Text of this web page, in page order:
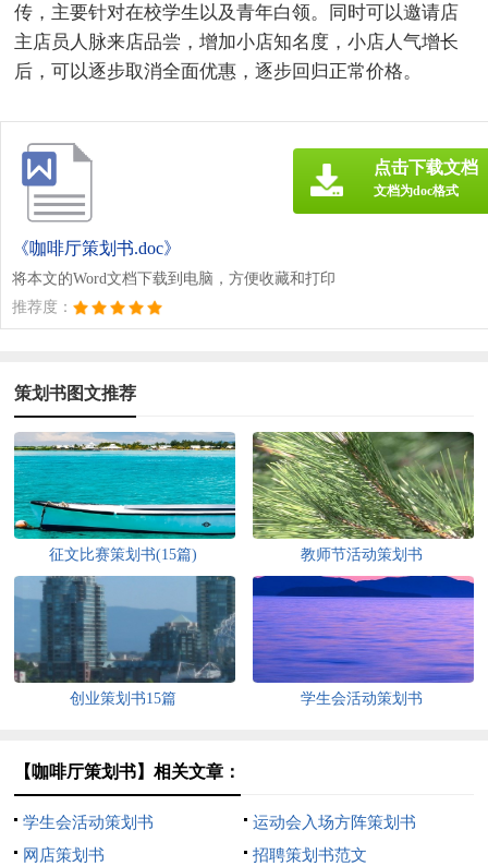
传，主要针对在校学生以及青年白领。同时可以邀请店
主店员人脉来店品尝，增加小店知名度，小店人气增长
后，可以逐步取消全面优惠，逐步回归正常价格。
《咖啡厅策划书.doc》
将本文的Word文档下载到电脑，方便收藏和打印
推荐度：
点击下载文档
文档为doc格式
策划书图文推荐
征文比赛策划书(15篇) 教师节活动策划书
创业策划书15篇 学生会活动策划书
【咖啡厅策划书】相关文章：
学生会活动策划书
运动会入场方阵策划书
网店策划书
招聘策划书范文